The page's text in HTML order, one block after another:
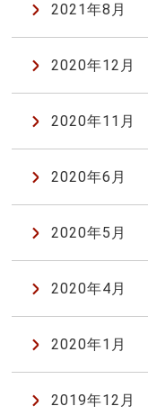
2021年8月
2020年12月
2020年11月
2020年6月
2020年5月
2020年4月
2020年1月
2019年12月